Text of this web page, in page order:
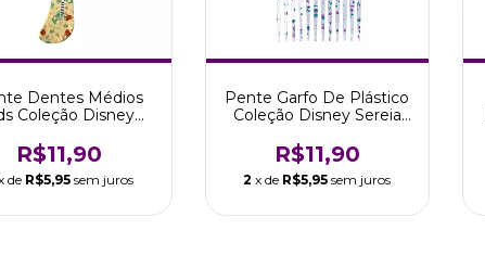
Dentes Médios
Coleção Disney
R$11,90
de R$5,95 sem juros
Pente Garfo De Plástico
Coleção Disney Sereia
R$11,90
2 x de R$5,95 sem juros